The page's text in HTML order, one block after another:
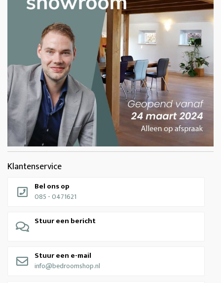
Klantenservice
Bel ons op
085 - 0471621
Stuur een bericht
Stuur een e-mail
info@bedroomshop.nl